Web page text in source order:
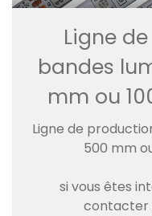
Ligne
bandes
mm ou
Ligne de
500 mm
si vous êtes
contacter